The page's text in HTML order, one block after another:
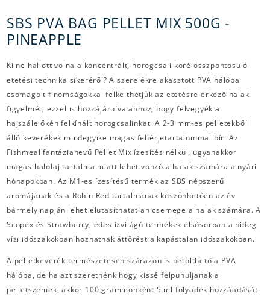
SBS PVA BAG PELLET MIX 500G -
PINEAPPLE
Ki ne hallott volna a koncentrált, horogcsali köré összpontosuló
etetési technika sikeréről? A szerelékre akasztott PVA hálóba
csomagolt finomságokkal felkelthetjük az etetésre érkező halak
figyelmét, ezzel is hozzájárulva ahhoz, hogy felvegyék a
hajszálelőkén felkínált horogcsalinkat. A 2-3 mm-es pelletekből
álló keverékek mindegyike magas fehérjetartalommal bír. Az
Fishmeal fantázianevű Pellet Mix ízesítés nélkül, ugyanakkor
magas halolaj tartalma miatt lehet vonzó a halak számára a nyári
hónapokban. Az M1-es ízesítésű termék az SBS népszerű
aromájának és a Robin Red tartalmának köszönhetően az év
bármely napján lehet elutasíthatatlan csemege a halak számára. A
Scopex és Strawberry, édes ízvilágú termékek elsősorban a hideg
vízi időszakokban hozhatnak áttörést a kapástalan időszakokban.
A pelletkeverék természetesen szárazon is betölthető a PVA
hálóba, de ha azt szeretnénk hogy kissé felpuhuljanak a
pelletszemek, akkor 100 grammonként 5 ml folyadék hozzáadását